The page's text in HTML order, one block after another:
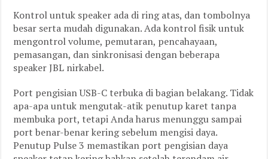
Kontrol untuk speaker ada di ring atas, dan tombolnya
besar serta mudah digunakan. Ada kontrol fisik untuk
mengontrol volume, pemutaran, pencahayaan,
pemasangan, dan sinkronisasi dengan beberapa
speaker JBL nirkabel.
Port pengisian USB-C terbuka di bagian belakang. Tidak
apa-apa untuk mengutak-atik penutup karet tanpa
membuka port, tetapi Anda harus menunggu sampai
port benar-benar kering sebelum mengisi daya.
Penutup Pulse 3 memastikan port pengisian daya